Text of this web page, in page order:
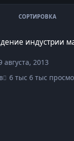
СОРТИРОВКА
индустрии
августа, 2013
6 тыс